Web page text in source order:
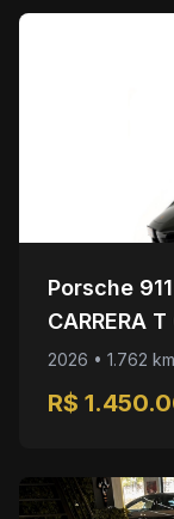
Porsche
CARRERA
2026 • 1.762 km
R$